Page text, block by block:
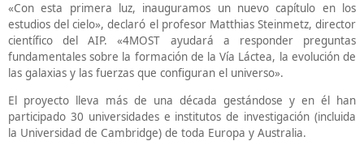
«Con esta primera luz, inauguramos un nuevo capítulo en los
estudios del cielo», declaró el profesor Matthias Steinmetz, director
científico del AIP. «4MOST ayudará a responder preguntas
fundamentales sobre la formación de la Vía Láctea, la evolución de
las galaxias y las fuerzas que configuran el universo».
El proyecto lleva más de una década gestándose y en él han
participado 30 universidades e institutos de investigación (incluida
la Universidad de Cambridge) de toda Europa y Australia.